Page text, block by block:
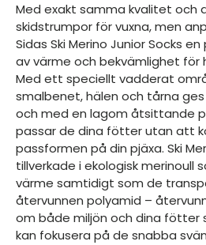
Med exakt samma kvalitet och
skidstrumpor för vuxna, men
Sidas Ski Merino Junior Socks
av värme och bekvämlighet för
Med ett speciellt vadderat
smalbenet, hälen och tårna
och med en lagom åtsittande
passar de dina fötter utan att
passformen på din pjäxa. Ski
tillverkade i ekologisk merinoull
värme samtidigt som de
återvunnen polyamid –
om både miljön och dina fötter
kan fokusera på de snabba